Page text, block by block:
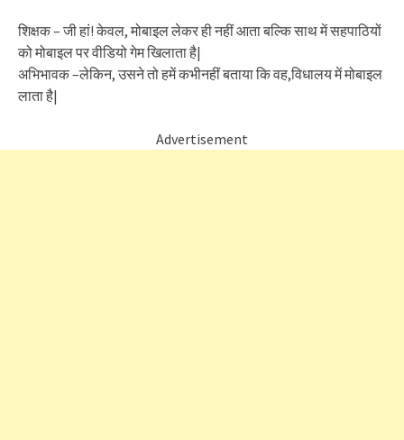
शिक्षक – जी हां! केवल, मोबाइल लेकर ही नहीं आता बल्कि साथ में सहपाठियों
को मोबाइल पर वीडियो गेम खिलाता है|
अभिभावक –लेकिन, उसने तो हमें कभीनहीं बताया कि वह,विधालय में मोबाइल
लाता है|
Advertisement